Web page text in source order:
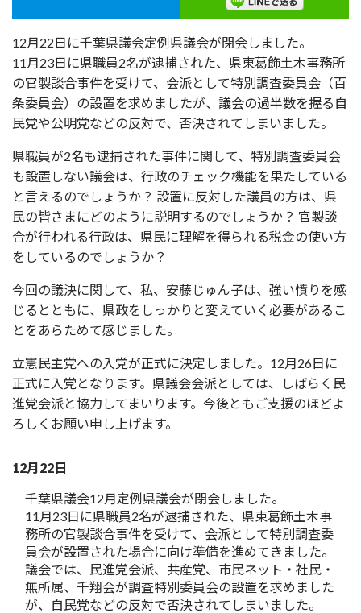
12月22日に千葉県議会定例県議会が閉会しました。
11月23日に県職員2名が逮捕された、県東葛飾土木事務所
の官製談合事件を受けて、会派として特別調査委員会（百
条委員会）の設置を求めましたが、議会の過半数を握る自
民党や公明党などの反対で、否決されてしまいました。
県職員が2名も逮捕された事件に関して、特別調査委員会
も設置しない議会は、行政のチェック機能を果たしている
と言えるのでしょうか？ 設置に反対した議員の方は、県
民の皆さまにどのように説明するのでしょうか？ 官製談
合が行われる行政は、県民に理解を得られる税金の使い方
をしているのでしょうか？
今回の議決に関して、私、安藤じゅん子は、強い憤りを感
じるとともに、県政をしっかりと変えていく必要があるこ
とをあらためて感じました。
立憲民主党への入党が正式に決定しました。12月26日に
正式に入党となります。県議会会派としては、しばらく民
進党会派と協力してまいります。今後ともご支援のほどよ
ろしくお願い申し上げます。
12月22日
千葉県議会12月定例県議会が閉会しました。
11月23日に県職員2名が逮捕された、県東葛飾土木事
務所の官製談合事件を受けて、会派として特別調査委
員会が設置された場合に向け準備を進めてきました。
議会では、民進党会派、共産党、市民ネット・社民・
無所属、千翔会が調査特別委員会の設置を求めました
が、自民党などの反対で否決されてしまいました。